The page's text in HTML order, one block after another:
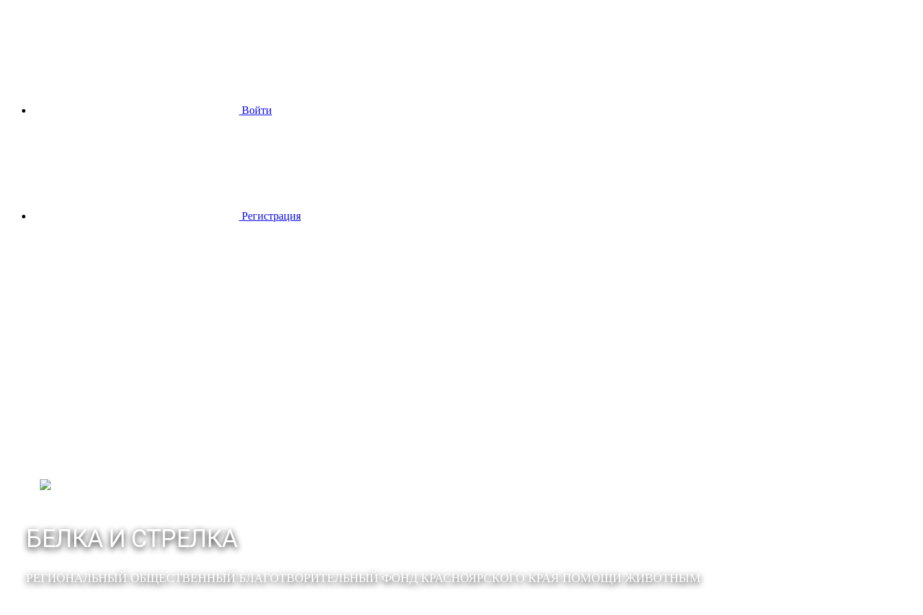
Войти
Регистрация
БЕЛКА И СТРЕЛКА
РЕГИОНАЛЬНЫЙ ОБЩЕСТВЕННЫЙ БЛАГОТВОРИТЕЛЬНЫЙ ФОНД КРАСНОЯРСКОГО КРАЯ ПОМОЩИ ЖИВОТНЫМ